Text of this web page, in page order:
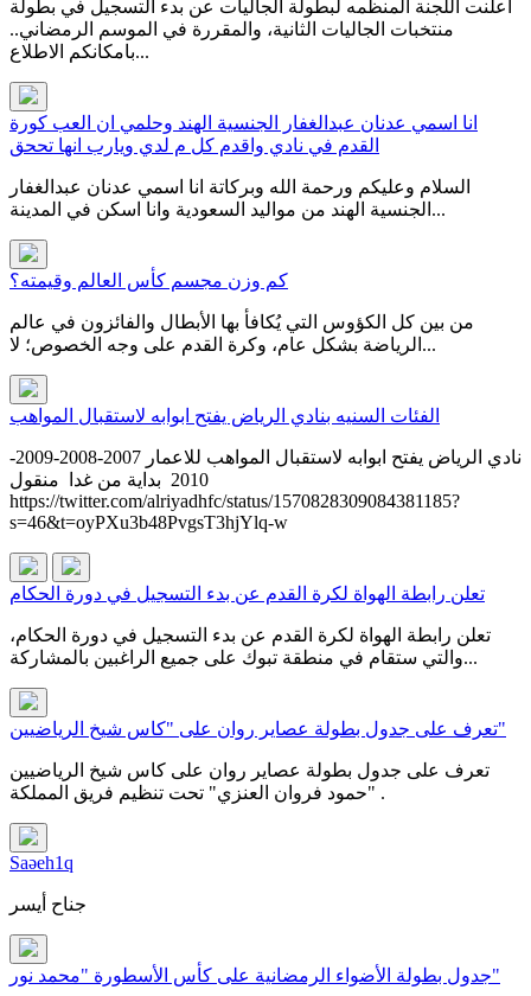
اعلنت اللجنة المنظمه لبطولة الجاليات عن بدء التسجيل في بطولة
منتخبات الجاليات الثانية، والمقررة في الموسم الرمضاني..
بامكانكم الاطلاع...
انا اسمي عدنان عبدالغفار الجنسية الهند وحلمي ان العب كورة
القدم في نادي واقدم كل م لدي ويارب انها تححق
السلام وعليكم ورحمة الله وبركاتة انا اسمي عدنان عبدالغفار
الجنسية الهند من مواليد السعودية وانا اسكن في المدينة...
كم وزن مجسم كأس العالم وقيمته؟
من بين كل الكؤوس التي يُكافأ بها الأبطال والفائزون في عالم
الرياضة بشكل عام، وكرة القدم على وجه الخصوص؛ لا...
الفئات السنيه بنادي الرياض يفتح ابوابه لاستقبال المواهب
نادي الرياض يفتح ابوابه لاستقبال المواهب للاعمار 2007-2008-2009-
2010 بداية من غدا منقول
https://twitter.com/alriyadhfc/status/1570828309084381185?
s=46&t=oyPXu3b48PvgsT3hjYlq-w
تعلن رابطة الهواة لكرة القدم عن بدء التسجيل في دورة الحكام
تعلن رابطة الهواة لكرة القدم عن بدء التسجيل في دورة الحكام،
والتي ستقام في منطقة تبوك على جميع الراغبين بالمشاركة...
تعرف على جدول بطولة عصاير روان على "كاس شيخ الرياضيين"
تعرف على جدول بطولة عصاير روان على كاس شيخ الرياضيين
"حمود فروان العنزي" تحت تنظيم فريق المملكة .
Saəeh1q
جناح أيسر
جدول بطولة الأضواء الرمضانية على كأس الأسطورة "محمد نور"